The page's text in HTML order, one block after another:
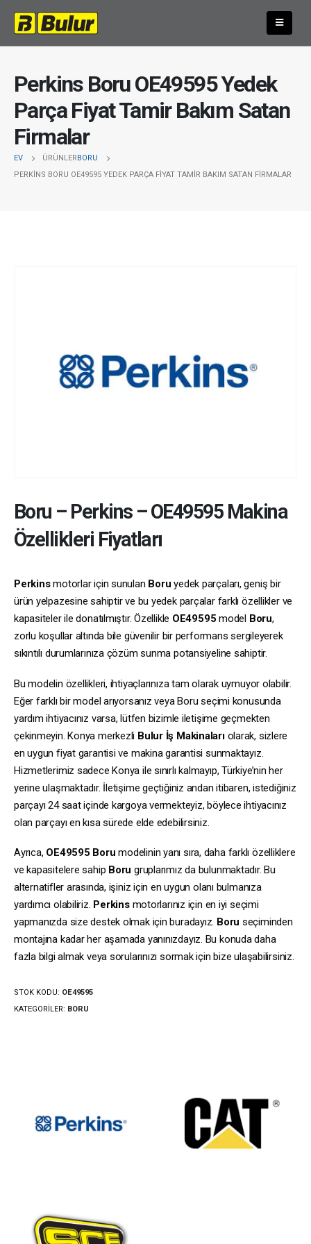
Perkins Boru OE49595 Yedek
Parça Fiyat Tamir Bakım Satan
Firmalar
EV ÜRÜNLERBORU
PERKINS BORU OE49595 YEDEK PARÇA FIYAT TAMIR BAKIM SATAN FIRMALAR
Boru – Perkins–OE49595Makina
Özellikleri Fiyatları
Perkinsmotorlar için sunulan Boru yedek parçaları, geniş bir
ürün yelpazesine sahiptir ve bu yedek parçalar farklı özellikler ve
kapasiteler ile donatılmıştır. Özellikle OE49595 model Boru,
zorlu koşullar altında bile güvenilir bir performans sergileyerek
sıkıntılı durumlarınıza çözüm sunma potansiyeline sahiptir.
Bu modelin özellikleri, ihtiyaçlarınıza tam olarak uymuyor olabilir.
Eğer farklı bir model arıyorsanız veya Boru seçimi konusunda
yardım ihtiyacınız varsa, lütfen bizimle iletişime geçmekten
çekinmeyin. Konya merkezli Bulur İş Makinalarıolarak, sizlere
en uygun fiyat garantisi ve makina garantisi sunmaktayız.
Hizmetlerimiz sadece Konya ile sınırlı kalmayıp, Türkiye’nin her
yerine ulaşmaktadır. İletişime geçtiğiniz andan itibaren, istediğiniz
parçayı 24 saat içinde kargoya vermekteyiz, böylece ihtiyacınız
olan parçayı en kısa sürede elde edebilirsiniz.
Ayrıca, OE49595 Boru modelinin yanı sıra, daha farklı özelliklere
ve kapasitelere sahip Boru gruplarımız da bulunmaktadır. Bu
alternatifler arasında, işiniz için en uygun olanı bulmanıza
yardımcı olabiliriz. Perkinsmotorlarınız için en iyi seçimi
yapmanızda size destek olmak için buradayız. Boru seçiminden
montajına kadar her aşamada yanınızdayız. Bu konuda daha
fazla bilgi almak veya sorularınızı sormak için bize ulaşabilirsiniz.
STOK KODU: OE49595
KATEGORILER: BORU